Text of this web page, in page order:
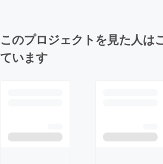
このプロジェクトを見た人は
ています